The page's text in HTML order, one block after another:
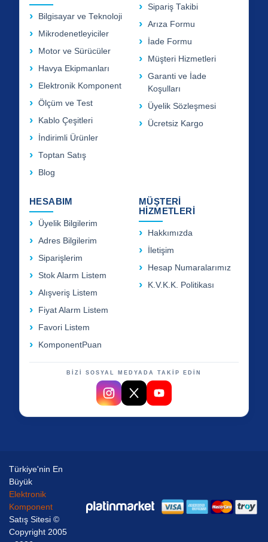
Bilgisayar ve Teknoloji
Mikrodenetleyiciler
Motor ve Sürücüler
Havya Ekipmanları
Elektronik Komponent
Ölçüm ve Test
Kablo Çeşitleri
İndirimli Ürünler
Toptan Satış
Blog
Sipariş Takibi
Arıza Formu
İade Formu
Müşteri Hizmetleri
Garanti ve İade
Koşulları
Üyelik Sözleşmesi
Ücretsiz Kargo
HESABIM
Üyelik Bilgilerim
Adres Bilgilerim
Siparişlerim
Stok Alarm Listem
Alışveriş Listem
Fiyat Alarm Listem
Favori Listem
KomponentPuan
MÜŞTERİ
HİZMETLERİ
Hakkımızda
İletişim
Hesap Numaralarımız
K.V.K.K. Politikası
BİZİ SOSYAL MEDYADA TAKİP EDİN
Türkiye'nin En
Büyük
Elektronik
Komponent
Satış Sitesi ©
Copyright 2005